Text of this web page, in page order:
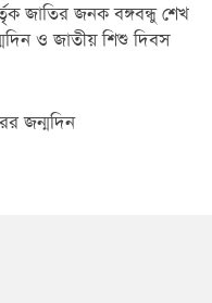
জাতির জনক বঙ্গবন্ধু শেখ
ও জাতীয় শিশু দিবস
জন্মদিন